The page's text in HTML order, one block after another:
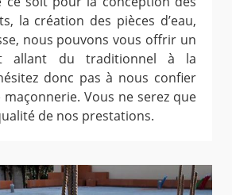
la création des pièces d’eau,
nous pouvons vous offrir un
allant du traditionnel à la
donc pas à nous confier
Vous ne serez que
de nos prestations.